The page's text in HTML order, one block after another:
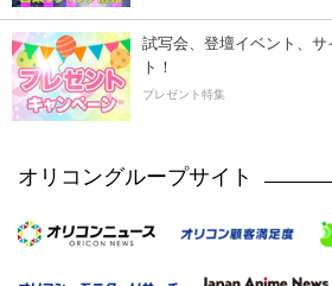
試写会、登壇イベント、
ト！
プレゼント特集
オリコングループサイト